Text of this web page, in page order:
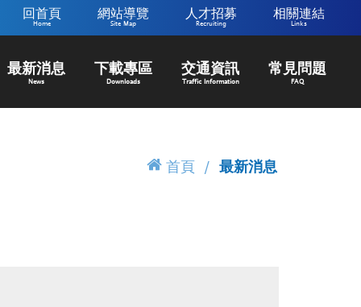
回首頁
Home
網站導覽
Site Map
人才招募
Recruiting
相關連結
Links
最新消息
News
下載專區
Downloads
交通資訊
Traffic Information
常見問題
FAQ
首頁 最新消息